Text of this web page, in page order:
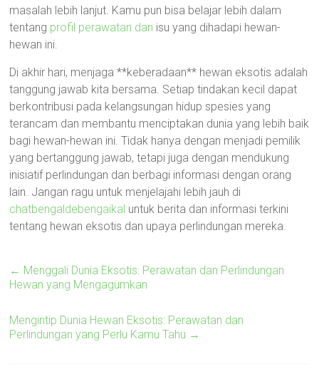
masalah lebih lanjut. Kamu pun bisa belajar lebih dalam
tentang profil perawatan dan isu yang dihadapi hewan-
hewan ini.
Di akhir hari, menjaga **keberadaan** hewan eksotis adalah
tanggung jawab kita bersama. Setiap tindakan kecil dapat
berkontribusi pada kelangsungan hidup spesies yang
terancam dan membantu menciptakan dunia yang lebih baik
bagi hewan-hewan ini. Tidak hanya dengan menjadi pemilik
yang bertanggung jawab, tetapi juga dengan mendukung
inisiatif perlindungan dan berbagi informasi dengan orang
lain. Jangan ragu untuk menjelajahi lebih jauh di
chatbengaldebengaikal untuk berita dan informasi terkini
tentang hewan eksotis dan upaya perlindungan mereka.
← Menggali Dunia Eksotis: Perawatan dan Perlindungan
Hewan yang Mengagumkan
Mengintip Dunia Hewan Eksotis: Perawatan dan
Perlindungan yang Perlu Kamu Tahu →